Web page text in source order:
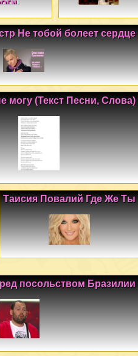
Не тобой болеет сердце
могу (Текст Песни, Слова)
Таисия Повалий Где Же Ты
посольством Бразилии